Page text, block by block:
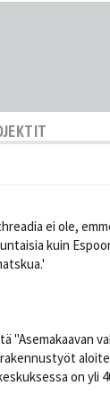
ei ole,
kuin
"Asemakaavan
on yli